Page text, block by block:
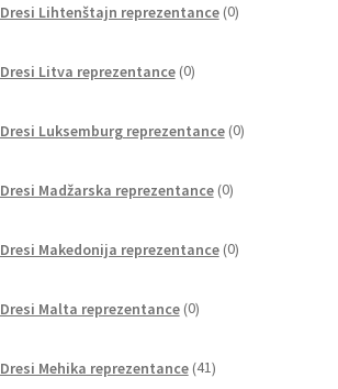
Dresi Lihtenštajn reprezentance 0izdelkov
Dresi Litva reprezentance 0izdelkov
Dresi Luksemburg reprezentance 0izdelkov
Dresi Madžarska reprezentance 0izdelkov
Dresi Makedonija reprezentance 0izdelkov
Dresi Malta reprezentance 0izdelkov
Dresi Mehika reprezentance 41izdelkov